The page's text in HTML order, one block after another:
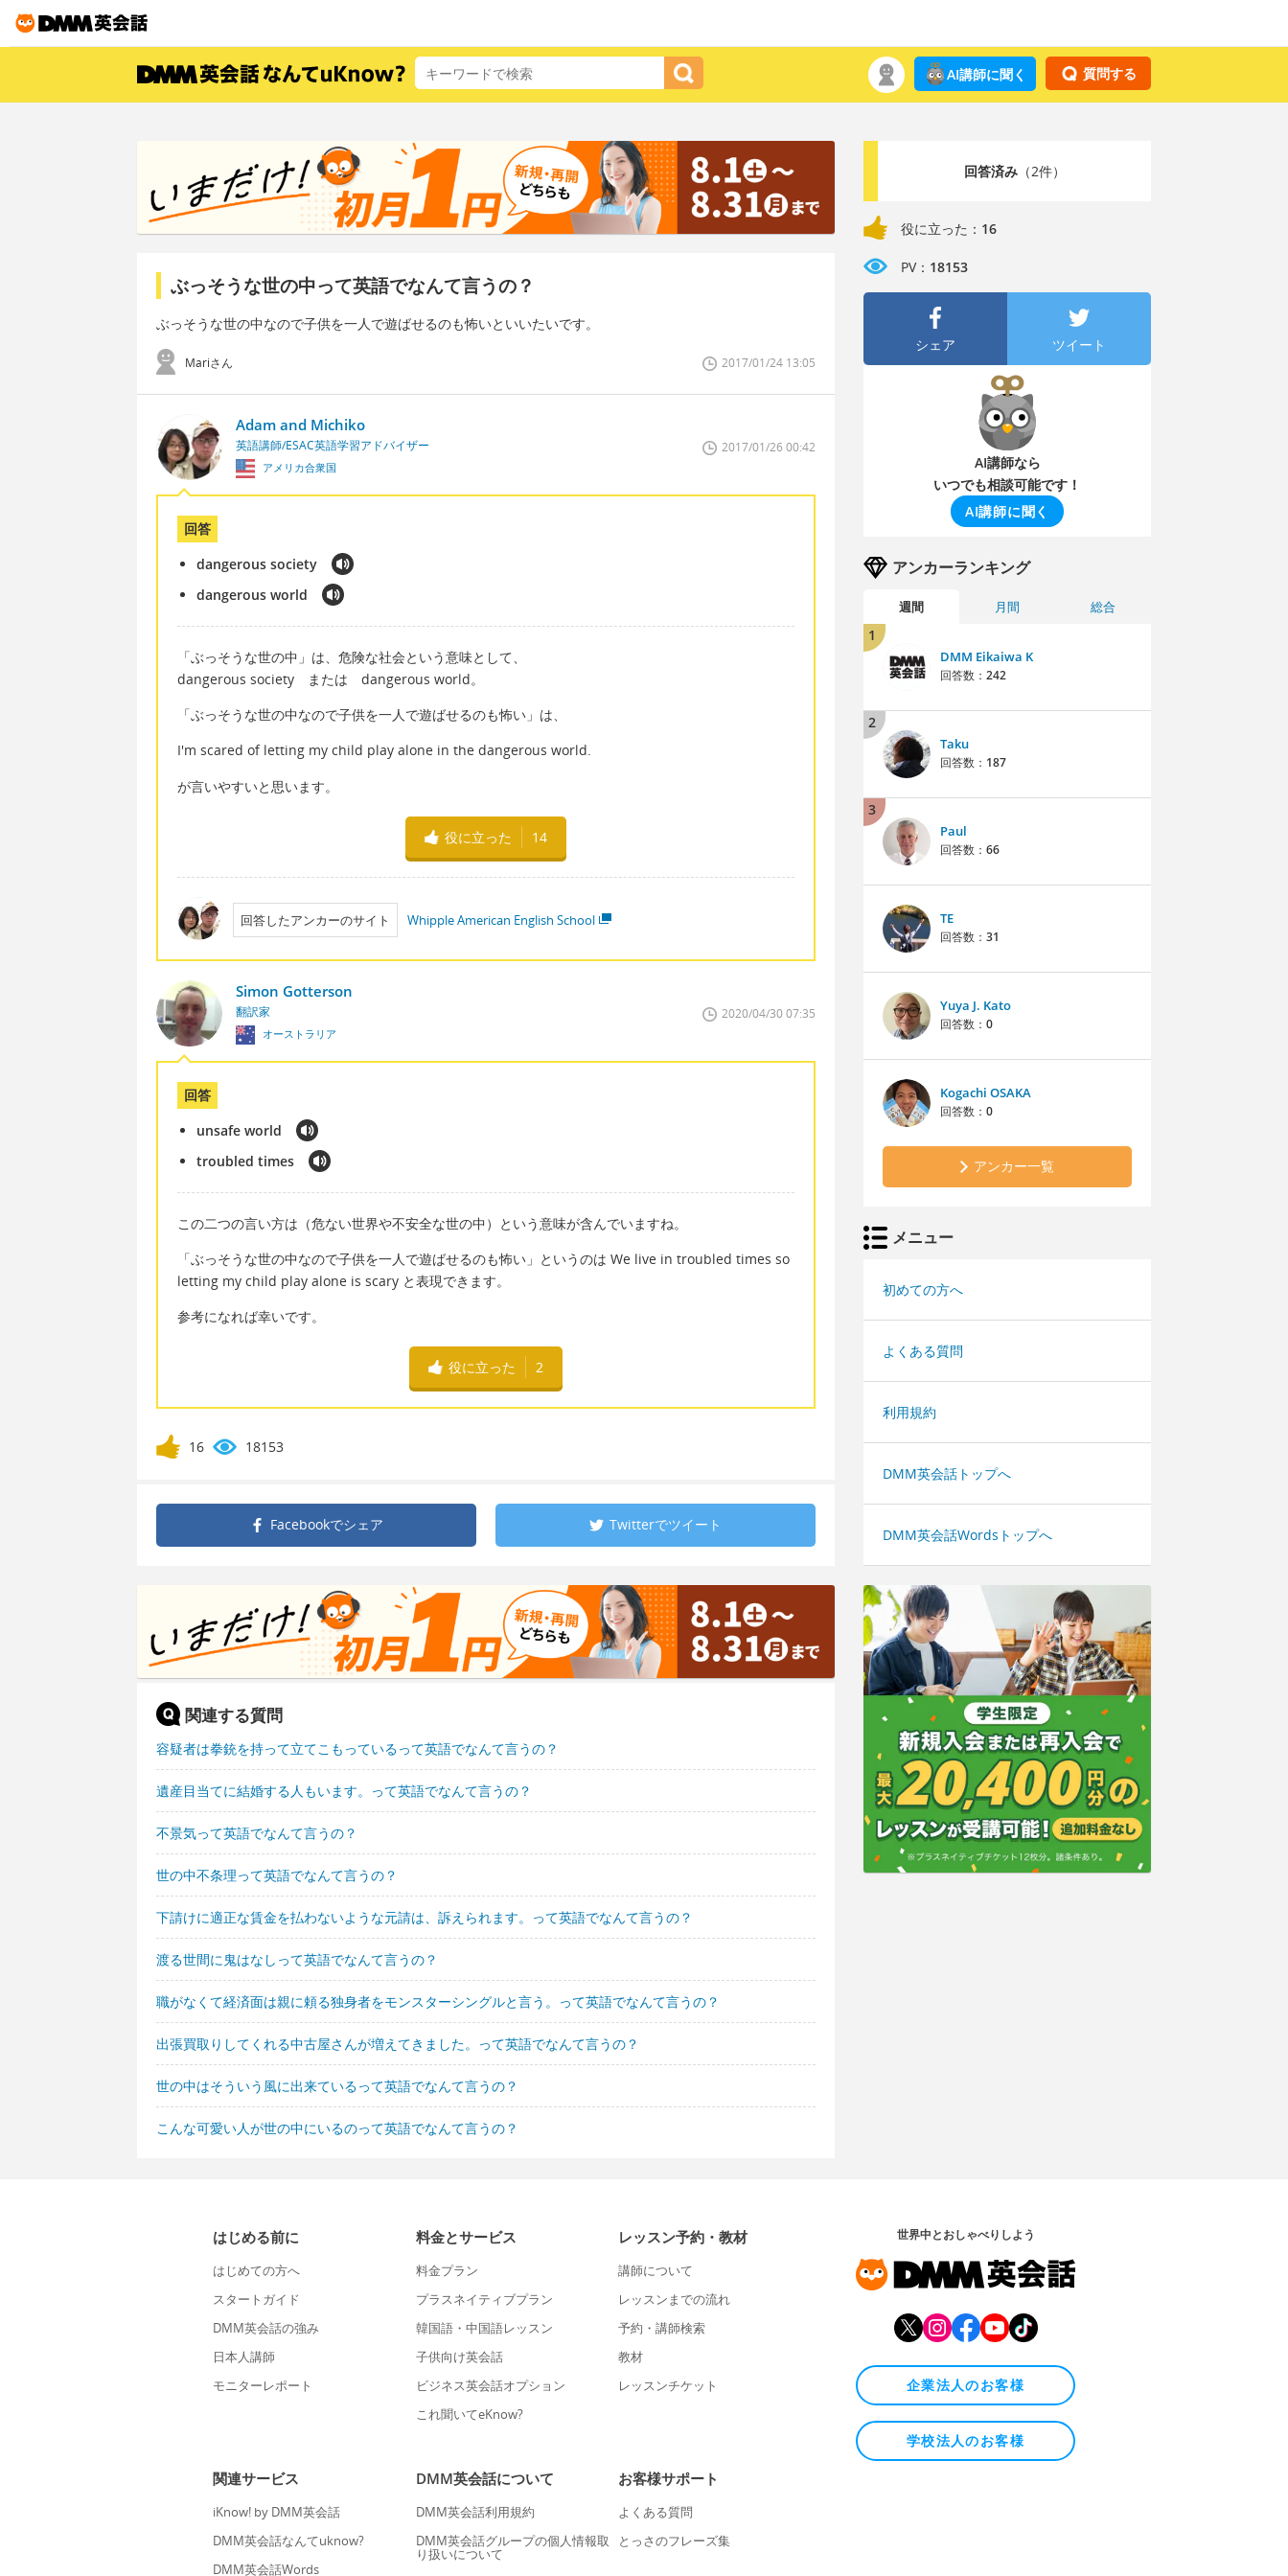
質問する
AI講師に聞く
ぶっそうな世の中って英語でなんて言うの？
ぶっそうな世の中なので子供を一人で遊ばせるのも怖いといいたいです。
Mariさん 2017/01/24 13:05
Adam and Michiko
英語講師/ESAC英語学習アドバイザー
アメリカ合衆国
2017/01/26 00:42
回答
dangerous society
dangerous world
「ぶっそうな世の中」は、危険な社会という意味として、
dangerous society または dangerous world。
「ぶっそうな世の中なので子供を一人で遊ばせるのも怖い」は、
I'm scared of letting my child play alone in the dangerous world.
が言いやすいと思います。
役に立った 14
回答したアンカーのサイト Whipple American English School
Simon Gotterson
翻訳家
オーストラリア
2020/04/30 07:35
回答
unsafe world
troubled times
この二つの言い方は（危ない世界や不安全な世の中）という意味が含んでいますね。
「ぶっそうな世の中なので子供を一人で遊ばせるのも怖い」というのは We live in troubled times so
letting my child play alone is scary と表現できます。
参考になれば幸いです。
役に立った 2
16 18153
Facebookでシェア Twitterでツイート
関連する質問
容疑者は拳銃を持って立てこもっているって英語でなんて言うの？
遺産目当てに結婚する人もいます。って英語でなんて言うの？
不景気って英語でなんて言うの？
世の中不条理って英語でなんて言うの？
下請けに適正な賃金を払わないような元請は、訴えられます。って英語でなんて言うの？
渡る世間に鬼はなしって英語でなんて言うの？
職がなくて経済面は親に頼る独身者をモンスターシングルと言う。って英語でなんて言うの？
出張買取りしてくれる中古屋さんが増えてきました。って英語でなんて言うの？
世の中はそういう風に出来ているって英語でなんて言うの？
こんな可愛い人が世の中にいるのって英語でなんて言うの？
回答済み（2件）
役に立った： 16
PV： 18153
シェア ツイート
AI講師なら
いつでも相談可能です！
AI講師に聞く
アンカーランキング
週間 月間 総合
1
DMM Eikaiwa K
回答数： 242
2
Taku
回答数： 187
3
Paul
回答数： 66
TE
回答数： 31
Yuya J. Kato
回答数： 0
Kogachi OSAKA
回答数： 0
アンカー一覧
メニュー
初めての方へ
よくある質問
利用規約
DMM英会話トップへ
DMM英会話Wordsトップへ
はじめる前に
はじめての方へ
スタートガイド
DMM英会話の強み
日本人講師
モニターレポート
料金とサービス
料金プラン
プラスネイティブプラン
韓国語・中国語レッスン
子供向け英会話
ビジネス英会話オプション
これ聞いてeKnow?
レッスン予約・教材
講師について
レッスンまでの流れ
予約・講師検索
教材
レッスンチケット
関連サービス
iKnow! by DMM英会話
DMM英会話なんてuknow?
DMM英会話Words
DMM英会話について
DMM英会話利用規約
DMM英会話グループの個人情報取
り扱いについて
お客様サポート
よくある質問
とっさのフレーズ集
世界中とおしゃべりしよう
企業法人のお客様
学校法人のお客様